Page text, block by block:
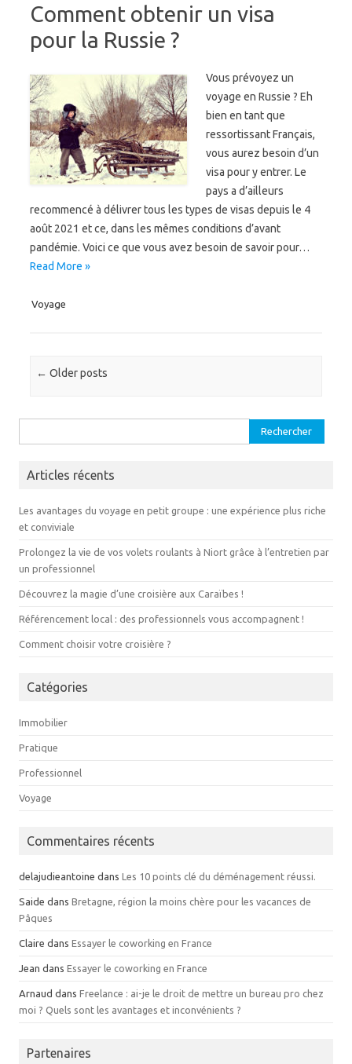
Comment obtenir un visa
pour la Russie ?
Vous prévoyez un
voyage en Russie ? Eh
bien en tant que
ressortissant Français,
vous aurez besoin d’un
visa pour y entrer. Le
pays a d’ailleurs
recommencé à délivrer tous les types de visas depuis le 4
août 2021 et ce, dans les mêmes conditions d’avant
pandémie. Voici ce que vous avez besoin de savoir pour…
Read More »
Voyage
Post navigation
← Older posts
Articles récents
Les avantages du voyage en petit groupe : une expérience plus riche
et conviviale
Prolongez la vie de vos volets roulants à Niort grâce à l’entretien par
un professionnel
Découvrez la magie d’une croisière aux Caraïbes !
Référencement local : des professionnels vous accompagnent !
Comment choisir votre croisière ?
Catégories
Immobilier
Pratique
Professionnel
Voyage
Commentaires récents
delajudieantoine dans Les 10 points clé du déménagement réussi.
Saide dans Bretagne, région la moins chère pour les vacances de
Pâques
Claire dans Essayer le coworking en France
Jean dans Essayer le coworking en France
Arnaud dans Freelance : ai-je le droit de mettre un bureau pro chez
moi ? Quels sont les avantages et inconvénients ?
Partenaires